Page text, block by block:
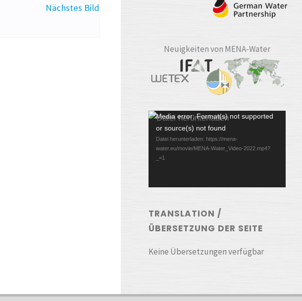
Nächstes Bild
Neuigkeiten von MENA-Water
Video-
Player
Media error: Format(s) not supported
or source(s) not found
Datei herunterladen: https://mena-
water.eu/movie/MENA-Water_Video-2022.mp4?
_=1
TRANSLATION /
ÜBERSETZUNG DER SEITE
Keine Übersetzungen verfügbar